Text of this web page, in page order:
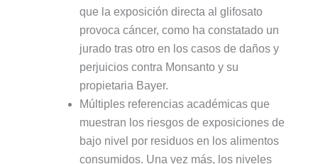
que la exposición directa al glifosato
provoca cáncer, como ha constatado un
jurado tras otro en los casos de daños y
perjuicios contra Monsanto y su
propietaria Bayer.
Múltiples referencias académicas que
muestran los riesgos de exposiciones de
bajo nivel por residuos en los alimentos
consumidos. Una vez más, los niveles